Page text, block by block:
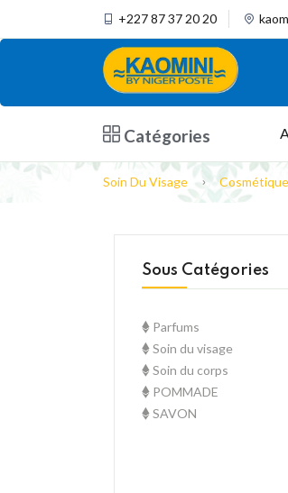
+227 87 37 20 20
Catégories
Soin Du Visage Cosmétique
Sous Catégories
Parfums
Soin du visage
Soin du corps
POMMADE
SAVON